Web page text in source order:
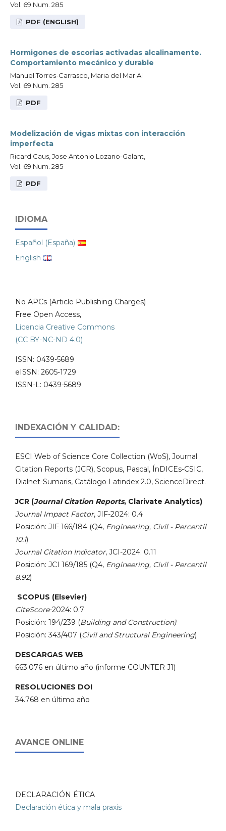
Vol. 69 Num. 285
PDF (ENGLISH)
Hormigones de escorias activadas alcalinamente.
Comportamiento mecánico y durable
Manuel Torres-Carrasco, Maria del Mar Al
Vol. 69 Num. 285
PDF
Modelización de vigas mixtas con interacción
imperfecta
Ricard Caus, Jose Antonio Lozano-Galant,
Vol. 69 Num. 285
PDF
IDIOMA
Español (España)
English
No APCs (Article Publishing Charges)
Free Open Access,
Licencia Creative Commons
(CC BY-NC-ND 4.0)
ISSN: 0439-5689
eISSN: 2605-1729
ISSN-L: 0439-5689
INDEXACIÓN Y CALIDAD:
ESCI Web of Science Core Collection (WoS), Journal
Citation Reports (JCR), Scopus, Pascal, ÍnDICEs-CSIC,
Dialnet-Sumaris, Catálogo Latindex 2.0, ScienceDirect.
JCR (Journal Citation Reports, Clarivate Analytics)
Journal Impact Factor, JIF-2024: 0.4
Posición: JIF 166/184 (Q4, Engineering, Civil - Percentil
10.1)
Journal Citation Indicator, JCI-2024: 0.11
Posición: JCI 169/185 (Q4, Engineering, Civil - Percentil
8.92)
SCOPUS (Elsevier)
CiteScore-2024: 0.7
Posición: 194/239 (Building and Construction)
Posición: 343/407 (Civil and Structural Engineering)
DESCARGAS WEB
663.076 en último año (informe COUNTER J1)
RESOLUCIONES DOI
34.768 en último año
AVANCE ONLINE
DECLARACIÓN ÉTICA
Declaración ética y mala praxis